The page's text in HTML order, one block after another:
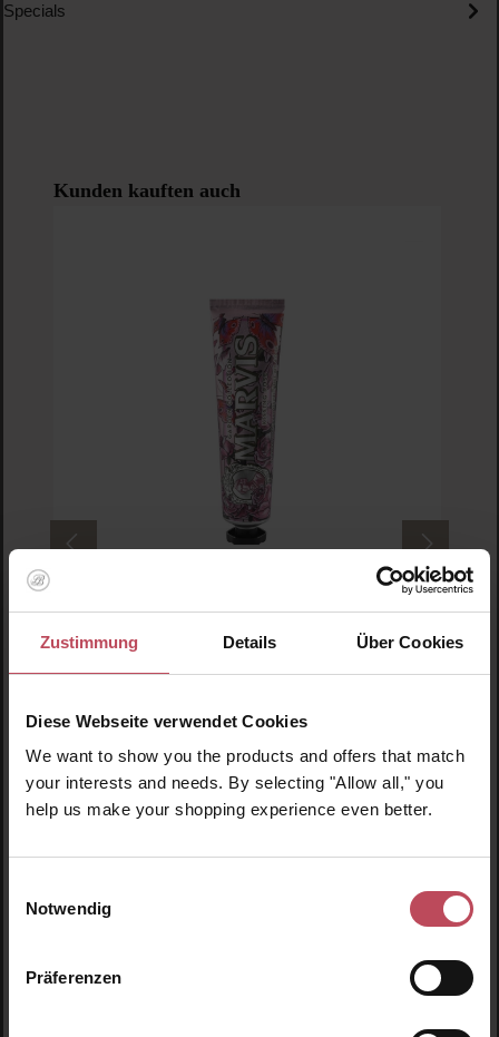
Zustimmung Details Über Cookies
Diese Webseite verwendet Cookies
We want to show you the products and offers that match
your interests and needs. By selecting "Allow all," you
help us make your shopping experience even better.
Notwendig
Präferenzen
Specials
Produktgalerie überspringen
Kunden kauften auch
Kissing Rose Toothpaste
Regulärer Preis:
14,25 CHF
Inkl. MwSt
Produkt Anzahl: Gib den gewünschten Wert